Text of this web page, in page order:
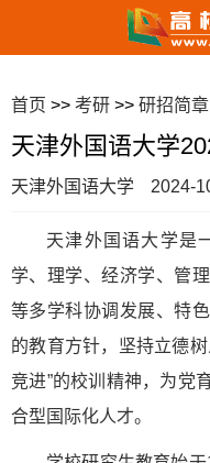
首页 >> 考研 >> 研招简章
天津外国语大学
天津外国语大学 2024-
天津外国语大学是
学、理学、经济学、管
等多学科协调发展、特
的教育方针，坚持立德
竞进”的校训精神，为党
合型国际化人才。